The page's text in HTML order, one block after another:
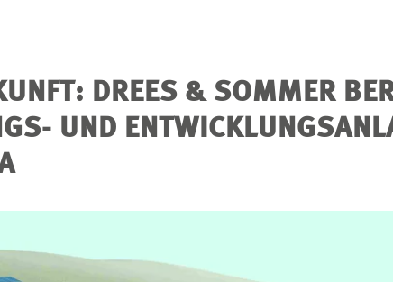
DREES & SOMMER
UND